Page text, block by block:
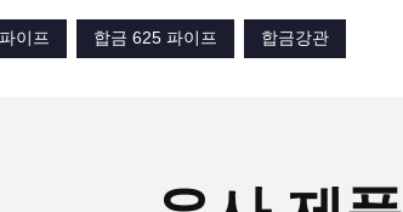
이프
합금 625 파이프 합금강관